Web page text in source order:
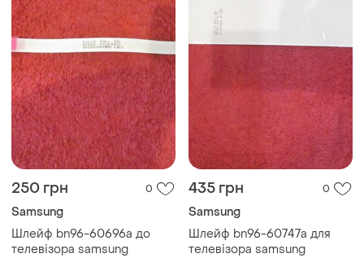
250 грн 0
Samsung
Шлейф bn96-60696a до
телевізора samsung
435 грн 0
Samsung
Шлейф bn96-60747a для
телевізора samsung